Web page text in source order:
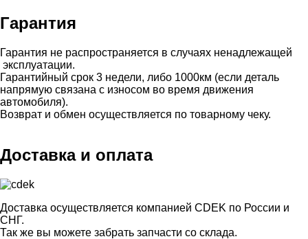
Гарантия
Гарантия не распространяется в случаях ненадлежащей
эксплуатации.
Гарантийный срок 3 недели, либо 1000км (если деталь
напрямую связана с износом во время движения
автомобиля).
Возврат и обмен осуществляется по товарному чеку.
Доставка и оплата
Доставка осуществляется компанией CDEK по России и
СНГ.
Так же вы можете забрать запчасти со склада.